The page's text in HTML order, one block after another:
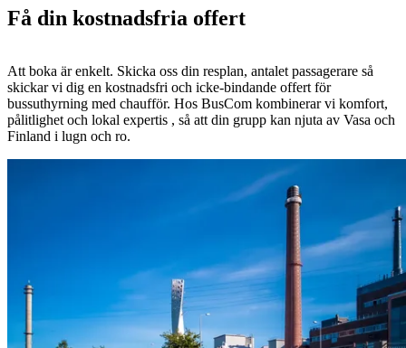
Få din kostnadsfria offert
Att boka är enkelt. Skicka oss din resplan, antalet passagerare så
skickar vi dig en kostnadsfri och icke-bindande offert för
bussuthyrning med chaufför. Hos BusCom kombinerar vi komfort,
pålitlighet och lokal expertis , så att din grupp kan njuta av Vasa och
Finland i lugn och ro.